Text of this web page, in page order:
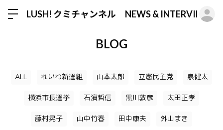
LUSH! クミチャンネル NEWS & INTERVIEW
BLOG
ALL れいわ新選組 山本太郎 立憲民主党 泉健太
横浜市長選挙 石濱哲信 黒川敦彦 太田正孝
藤村晃子 山中竹春 田中康夫 外山まき